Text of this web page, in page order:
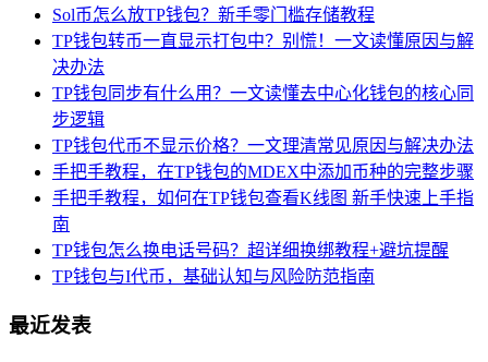
Sol币怎么放TP钱包？新手零门槛存储教程
TP钱包转币一直显示打包中？别慌！一文读懂原因与解
决办法
TP钱包同步有什么用？一文读懂去中心化钱包的核心同
步逻辑
TP钱包代币不显示价格？一文理清常见原因与解决办法
手把手教程，在TP钱包的MDEX中添加币种的完整步骤
手把手教程，如何在TP钱包查看K线图 新手快速上手指
南
TP钱包怎么换电话号码？超详细换绑教程+避坑提醒
TP钱包与I代币，基础认知与风险防范指南
最近发表